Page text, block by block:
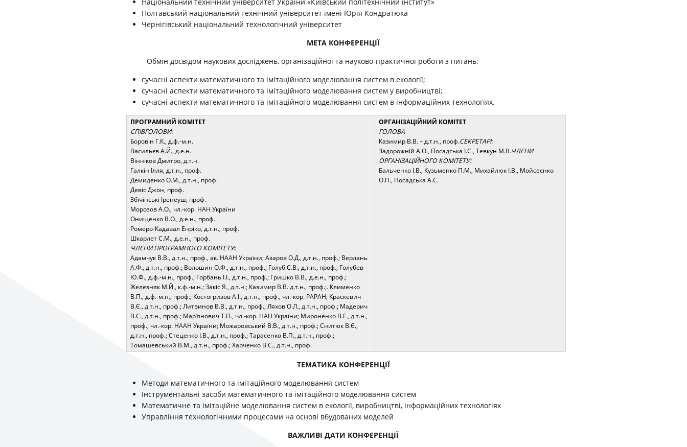
Полтавський національний технічний університет імені Юрія Кондратюка
Чернігівський національний технологічний університет
МЕТА КОНФЕРЕНЦІЇ
Обмін досвідом наукових досліджень, організаційної та науково-практичної роботи з питань:
сучасні аспекти математичного та імітаційного моделювання систем в екології;
сучасні аспекти математичного та імітаційного моделювання систем у виробництві;
сучасні аспекти математичного та імітаційного моделювання систем в інформаційних технологіях.
ПРОГРАМНИЙ КОМІТЕТ
СПІВГОЛОВИ:
Боровін Г.К., д.ф.-м.н.
Васильєв А.Й., д.е.н.
Вінніков Дмитро, д.т.н.
Галкін Ілля, д.т.н., проф.
Демиденко О.М., д.т.н., проф.
Девіс Джон, проф.
Збічінські Іренеуш, проф.
Морозов А.О., чл.-кор. НАН України
Онищенко В.О., д.е.н., проф.
Ромеро-Кадавал Енріко, д.т.н., проф.
Шкарлет С.М., д.е.н., проф.
ЧЛЕНИ ПРОГРАМНОГО КОМІТЕТУ:
Адамчук В.В., д.т.н., проф., ак. НААН України; Азаров О.Д., д.т.н., проф.; Верлань
А.Ф., д.т.н., проф.; Волошин О.Ф., д.т.н., проф.; Голуб.С.В., д.т.н., проф.; Голубев
Ю.Ф., д.ф.-м.н., проф.; Горбань І.І., д.т.н., проф.; Гришко В.В., д.е.н., проф.;
Железняк М.Й., к.ф.-м.н.; Закіс Я., д.т.н.; Казимир В.В. д.т.н., проф.;. Клименко
В.П., д.ф.-м.н., проф.; Костогризов А.І., д.т.н., проф., чл.-кор. РАРАН; Краскевич
В.Є., д.т.н., проф.; Литвинов В.В., д.т.н., проф.; Ляхов О.Л., д.т.н., проф.; Мадерич
В.С., д.т.н., проф.; Мар’янович Т.П., чл.-кор. НАН України; Мироненко В.Г., д.т.н.,
проф., чл.-кор. НААН України; Можаровський В.В., д.т.н., проф.; Снитюк В.Є.,
д.т.н., проф.; Стеценко І.В., д.т.н., проф.; Тарасенко В.П., д.т.н., проф.;
Томашевський В.М., д.т.н., проф.; Харченко В.С., д.т.н., проф.
ОРГАНІЗАЦІЙНИЙ КОМІТЕТ
ГОЛОВА
Казимир В.В. – д.т.н., проф.СЕКРЕТАРІ:
Задорожній А.О., Посадська І.С., Тевкун М.В.ЧЛЕНИ
ОРГАНІЗАЦІЙНОГО КОМІТЕТУ:
Бальченко І.В., Кузьменко П.М., Михайлюк І.В., Мойсеєнко
О.П., Посадська А.С.
ТЕМАТИКА КОНФЕРЕНЦІЇ
Методи математичного та імітаційного моделювання систем
Інструментальні засоби математичного та імітаційного моделювання систем
Математичне та імітаційне моделювання систем в екології, виробництві, інформаційних технологіях
Управління технологічними процесами на основі вбудованих моделей
ВАЖЛИВІ ДАТИ КОНФЕРЕНЦІЇ